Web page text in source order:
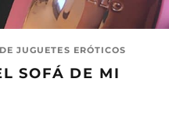
JUGUETES ERÓTICOS
SOFÁ DE MI